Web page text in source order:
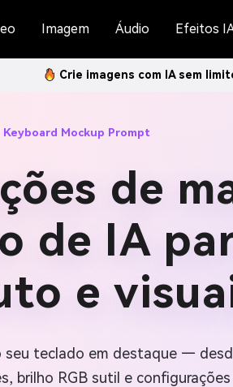
Imagem Áudio Efeitos
Crie imagens com IA sem
Keyboard Mockup Prompt
de
de IA
e
teclado em destaque —
brilho RGB sutil e